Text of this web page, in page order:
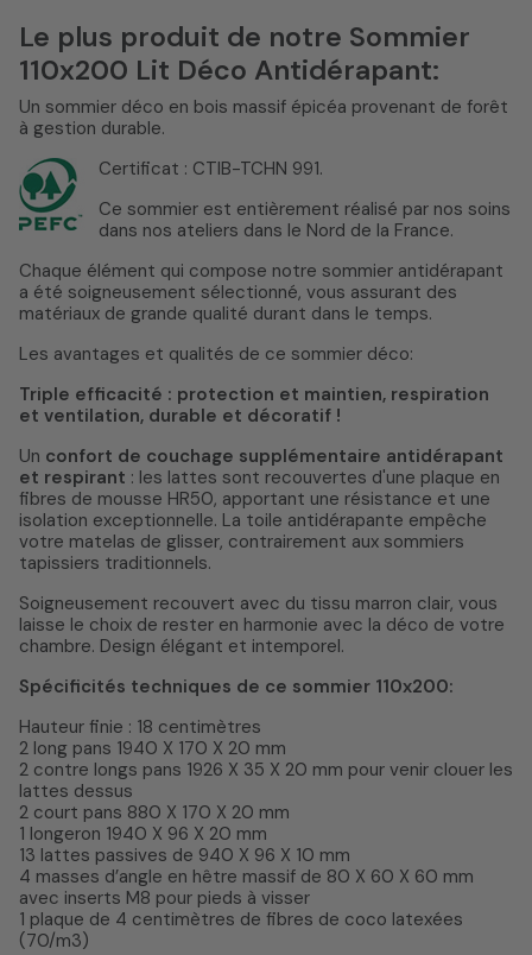
Le plus produit de notre Sommier
110x200 Lit Déco Antidérapant:
Un sommier déco en bois massif épicéa provenant de forêt
à gestion durable.
Certificat : CTIB-TCHN 991.
Ce sommier est entièrement réalisé par nos soins
dans nos ateliers dans le Nord de la France.
Chaque élément qui compose notre sommier antidérapant
a été soigneusement sélectionné, vous assurant des
matériaux de grande qualité durant dans le temps.
Les avantages et qualités de ce sommier déco:
Triple efficacité : protection et maintien, respiration
et ventilation, durable et décoratif !
Un confort de couchage supplémentaire antidérapant
et respirant : les lattes sont recouvertes d'une plaque en
fibres de mousse HR50, apportant une résistance et une
isolation exceptionnelle. La toile antidérapante empêche
votre matelas de glisser, contrairement aux sommiers
tapissiers traditionnels.
Soigneusement recouvert avec du tissu marron clair, vous
laisse le choix de rester en harmonie avec la déco de votre
chambre. Design élégant et intemporel.
Spécificités techniques de ce sommier 110x200:
Hauteur finie : 18 centimètres
2 long pans 1940 X 170 X 20 mm
2 contre longs pans 1926 X 35 X 20 mm pour venir clouer les
lattes dessus
2 court pans 880 X 170 X 20 mm
1 longeron 1940 X 96 X 20 mm
13 lattes passives de 940 X 96 X 10 mm
4 masses d’angle en hêtre massif de 80 X 60 X 60 mm
avec inserts M8 pour pieds à visser
1 plaque de 4 centimètres de fibres de coco latexées
(70/m3)